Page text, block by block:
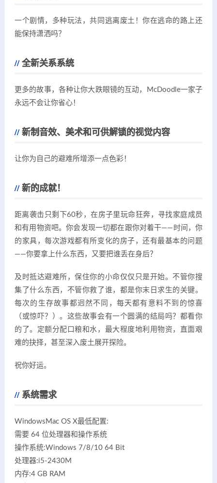
一个剧情，多种玩法，共同逃离废土！你在逃命的路上还
能保持潇洒吗？
全新关系系统
更多的故事，各种让你大跌眼镜的互动，McDoodle一家子
永远不会让你省心！
新制音效、美术和可供解锁的视觉内容
让你为自己的避难所增添一点色彩！
新的成就！
距离袭击只剩下60秒，在房子里玩命狂奔，寻找家庭成员
和有用物资吧。你会发现一切都在跟你对着干——时间，你
的家具，每次游戏都有所变化的房子，还有最基本的问题
——你要拿上什么东西，又要把谁丢在身后？
及时抵达避难所，保住你的小命仅仅只是开始。不管你搜
集了什么东西，不管你救了谁，都是你末日求生的关键。
每次的生存故事都迥然不同，每天都有意料不到的惊喜
（或惊吓？）。这些故事会有一个圆满的结局吗？都看你
的了。定额分配口粮和水，最大程度地利用物资，直面艰
难的抉择，甚至深入废土展开探险。
祝你好运。
系统需求
WindowsMac OS X最低配置:
需要 64 位处理器和操作系统
操作系统:Windows 7/8/10 64 Bit
处理器:i5-2430M
内存:4 GB RAM